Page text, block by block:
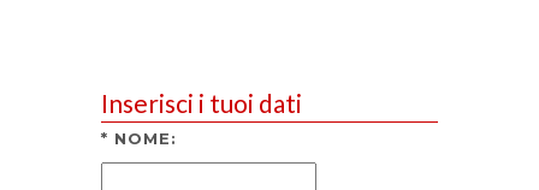
Inserisci i tuoi dati
* NOME: